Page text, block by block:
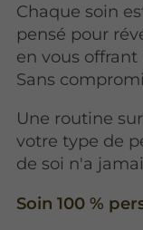
Chaque soin
pensé pour
en vous
Sans
Une routine
votre type de
de soi n'a
Soin 100 %